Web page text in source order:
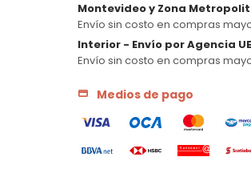
Montevideo y Zona
Envío sin costo en compras
Interior - Envío por Agencia
Envío sin costo en compras
Medios de pago